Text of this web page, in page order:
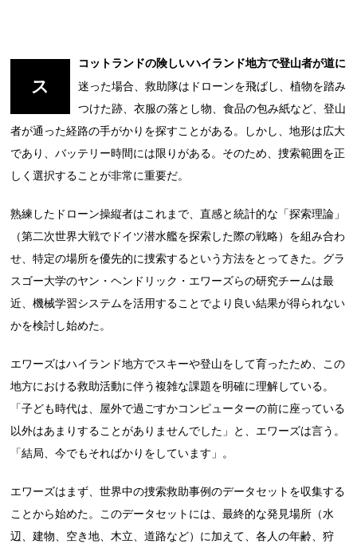
ス
コットランドの険しいハイランド地方で登山者が道に
迷った場合、救助隊はドローンを飛ばし、植物を踏み
つけた跡、衣服の落とし物、食品の包み紙など、登山
者が通った経路の手がかりを探すことがある。しかし、地形は広大
であり、バッテリー時間には限りがある。そのため、捜索範囲を正
しく選択することが非常に重要だ。
熟練したドローン操縦者はこれまで、直感と統計的な「探索理論」
（第二次世界大戦でドイツ潜水艦を探索した際の戦略）を組み合わ
せ、特定の場所を優先的に捜索するという方法をとってきた。グラ
スゴー大学のヤン・ヘンドリック・エワーズらの研究チームは最
近、機械学習システムを活用することでより良い結果が得られない
かを検討し始めた。
エワーズはハイランド地方でスキーや登山をして育ったため、この
地方における救助活動に伴う複雑な課題を明確に理解している。
「子ども時代は、屋外で過ごすかコンピューターの前に座っている
以外はあまりすることがありませんでした」と、エワーズは言う。
「結局、今でもそればかりをしています」。
エワーズはまず、世界中の捜索救助事例のデータセットを収集する
ことから始めた。このデータセットには、最終的な発見場所（水
辺、建物、空き地、木立、道路など）に加えて、各人の年齢、狩